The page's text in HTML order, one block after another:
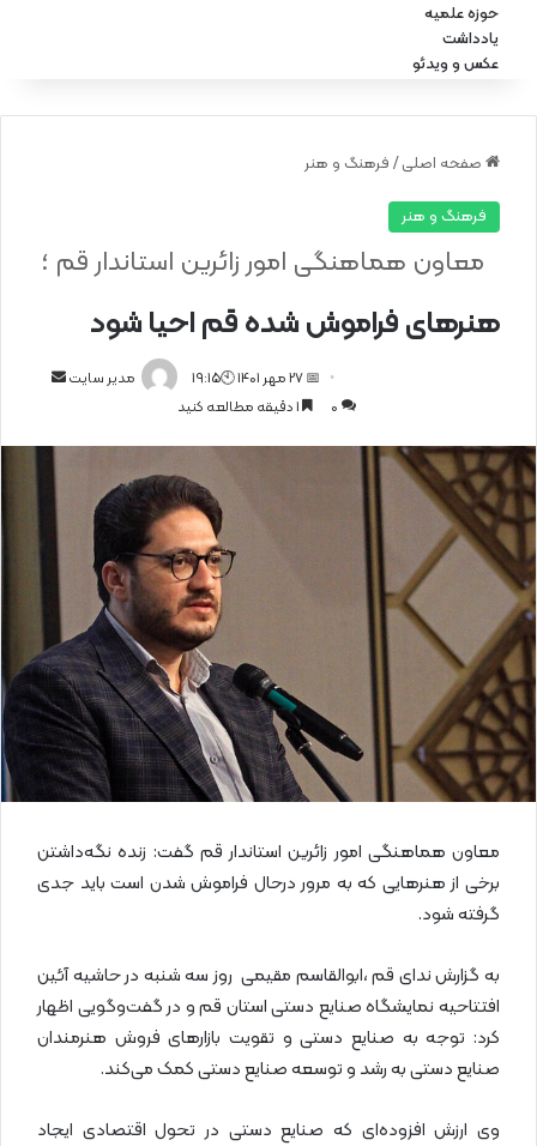
حوزه علمیه
یادداشت
عکس و ویدئو
صفحه اصلی / فرهنگ و هنر
فرهنگ و هنر
هنرهای فراموش شده قم احیا شود
معاون هماهنگی امور زائرین استاندار قم ؛
مدیر سایت
📅 27 مهر 1401 🕙19:15
0
معاون هماهنگی امور زائرین استاندار قم گفت: زنده نگه‌داشتن
برخی از هنرهایی که به مرور درحال فراموش شدن است باید جدی
گرفته شود.
به گزارش ندای قم ،ابوالقاسم مقیمی روز سه شنبه در حاشیه آئین
افتتاحیه نمایشگاه صنایع دستی استان قم و در گفت‌وگویی اظهار
کرد: توجه به صنایع دستی و تقویت بازارهای فروش هنرمندان
صنایع دستی به رشد و توسعه صنایع دستی کمک می‌کند.
وی ارزش افزوده‌ای که صنایع دستی در تحول اقتصادی ایجاد